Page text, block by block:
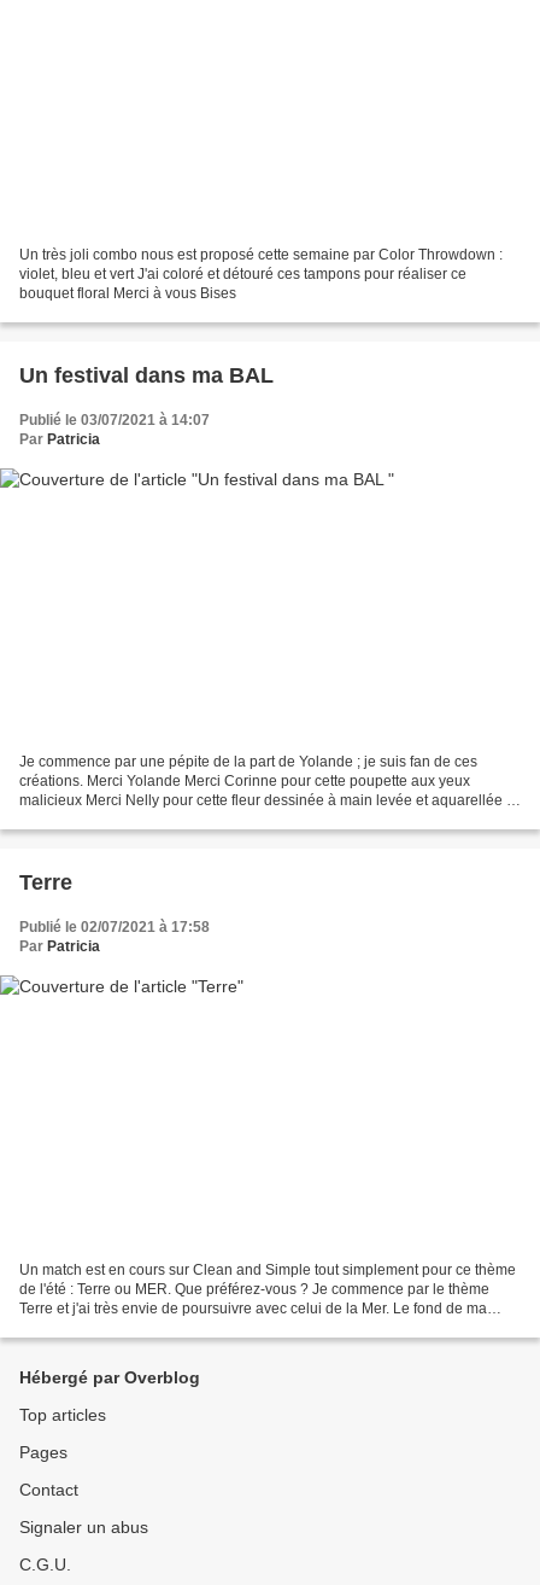
Un très joli combo nous est proposé cette semaine par Color Throwdown :
violet, bleu et vert J'ai coloré et détouré ces tampons pour réaliser ce
bouquet floral Merci à vous Bises
Un festival dans ma BAL
Publié le 03/07/2021 à 14:07
Par Patricia
Je commence par une pépite de la part de Yolande ; je suis fan de ces
créations. Merci Yolande Merci Corinne pour cette poupette aux yeux
malicieux Merci Nelly pour cette fleur dessinée à main levée et aquarellée ;
Terre
Publié le 02/07/2021 à 17:58
Par Patricia
Un match est en cours sur Clean and Simple tout simplement pour ce thème
de l'été : Terre ou MER. Que préférez-vous ? Je commence par le thème
Terre et j'ai très envie de poursuivre avec celui de la Mer. Le fond de ma
Hébergé par Overblog
Top articles
Pages
Contact
Signaler un abus
C.G.U.